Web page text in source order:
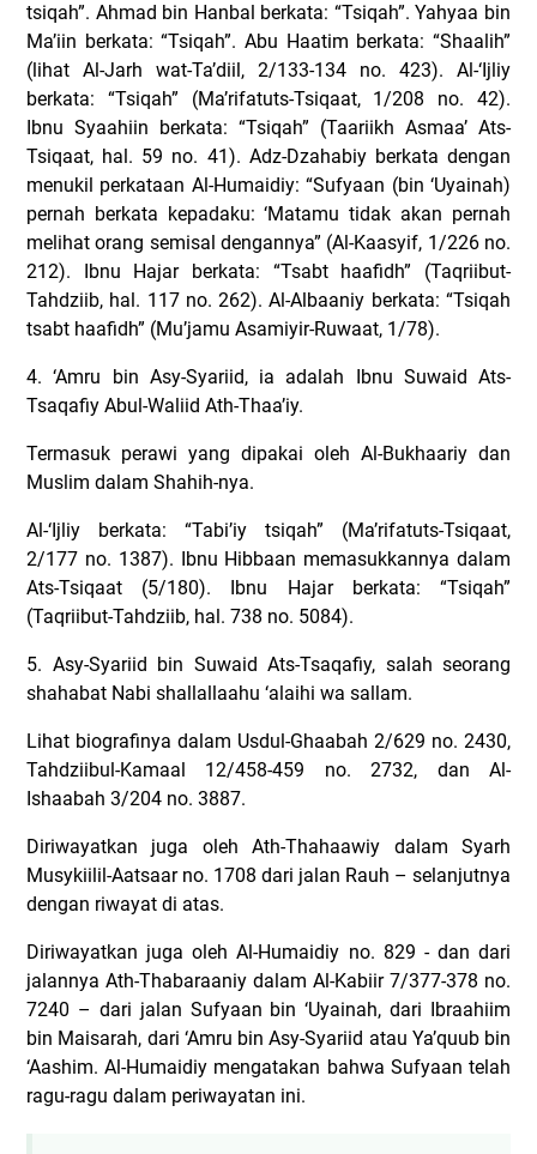
tsiqah”. Ahmad bin Hanbal berkata: “Tsiqah”. Yahyaa bin
Ma’iin berkata: “Tsiqah”. Abu Haatim berkata: “Shaalih”
(lihat Al-Jarh wat-Ta’diil, 2/133-134 no. 423). Al-‘Ijliy
berkata: “Tsiqah” (Ma’rifatuts-Tsiqaat, 1/208 no. 42).
Ibnu Syaahiin berkata: “Tsiqah” (Taariikh Asmaa’ Ats-
Tsiqaat, hal. 59 no. 41). Adz-Dzahabiy berkata dengan
menukil perkataan Al-Humaidiy: “Sufyaan (bin ‘Uyainah)
pernah berkata kepadaku: ‘Matamu tidak akan pernah
melihat orang semisal dengannya” (Al-Kaasyif, 1/226 no.
212). Ibnu Hajar berkata: “Tsabt haafidh” (Taqriibut-
Tahdziib, hal. 117 no. 262). Al-Albaaniy berkata: “Tsiqah
tsabt haafidh” (Mu’jamu Asamiyir-Ruwaat, 1/78).
4. ‘Amru bin Asy-Syariid, ia adalah Ibnu Suwaid Ats-
Tsaqafiy Abul-Waliid Ath-Thaa’iy.
Termasuk perawi yang dipakai oleh Al-Bukhaariy dan
Muslim dalam Shahih-nya.
Al-‘Ijliy berkata: “Tabi’iy tsiqah” (Ma’rifatuts-Tsiqaat,
2/177 no. 1387). Ibnu Hibbaan memasukkannya dalam
Ats-Tsiqaat (5/180). Ibnu Hajar berkata: “Tsiqah”
(Taqriibut-Tahdziib, hal. 738 no. 5084).
5. Asy-Syariid bin Suwaid Ats-Tsaqafiy, salah seorang
shahabat Nabi shallallaahu ‘alaihi wa sallam.
Lihat biografinya dalam Usdul-Ghaabah 2/629 no. 2430,
Tahdziibul-Kamaal 12/458-459 no. 2732, dan Al-
Ishaabah 3/204 no. 3887.
Diriwayatkan juga oleh Ath-Thahaawiy dalam Syarh
Musykiilil-Aatsaar no. 1708 dari jalan Rauh – selanjutnya
dengan riwayat di atas.
Diriwayatkan juga oleh Al-Humaidiy no. 829 - dan dari
jalannya Ath-Thabaraaniy dalam Al-Kabiir 7/377-378 no.
7240 – dari jalan Sufyaan bin ‘Uyainah, dari Ibraahiim
bin Maisarah, dari ‘Amru bin Asy-Syariid atau Ya’quub bin
‘Aashim. Al-Humaidiy mengatakan bahwa Sufyaan telah
ragu-ragu dalam periwayatan ini.